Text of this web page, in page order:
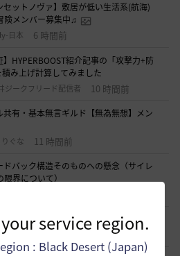
service region.
: Black Desert (Japan)
セットノヴァ】敷居が低い生活系(航海)
メンバー募集中♫
日本 6 時間前
】HYPERBOOST紹介記事の「攻撃力+防
み上げ計算してみました
ジークフリード配信者 10 時間前
共有・基本無言ギルド【無為無想】メン
りぐな 11 時間前
ドバック構造そのものへの懸念（サイレ
界について）
】ギルドメンバー募集
倉葉 17 時間前